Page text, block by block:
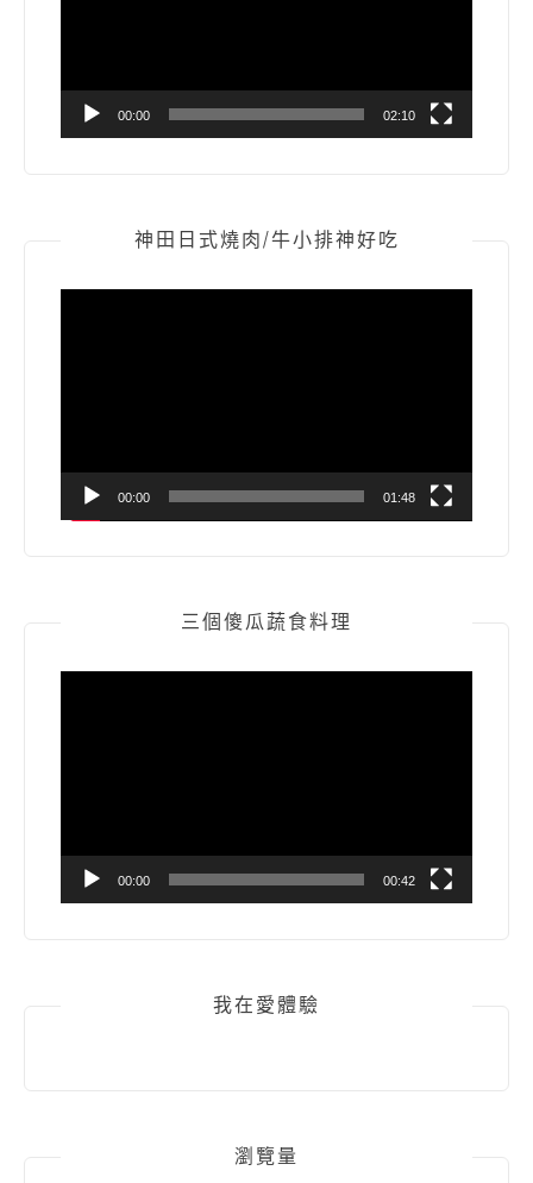
00:00 02:10
神田日式燒肉/牛小排神好吃
00:00 01:48
三個傻瓜蔬食料理
00:00 00:42
我在愛體驗
瀏覽量